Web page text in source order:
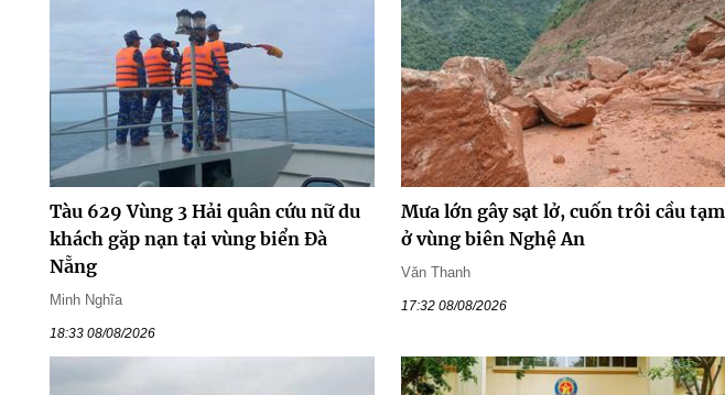
Tàu 629 Vùng 3 Hải quân cứu nữ du
khách gặp nạn tại vùng biển Đà
Nẵng
Minh Nghĩa
18:33 08/08/2026
Mưa lớn gây sạt lở, cuốn trôi cầu tạm
ở vùng biên Nghệ An
Văn Thanh
17:32 08/08/2026